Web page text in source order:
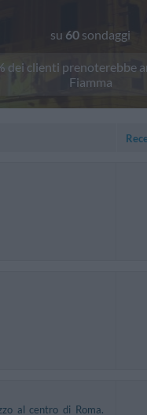
su 60 sondaggi
dei clienti prenoterebbe
Fiamma
al centro di Roma.